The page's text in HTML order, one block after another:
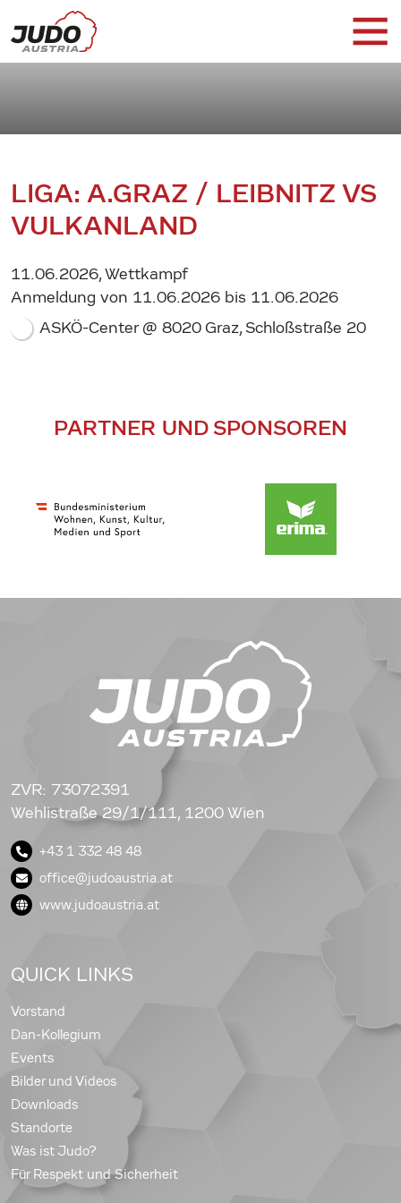
LIGA: A.GRAZ / LEIBNITZ VS
VULKANLAND
11.06.2026, Wettkampf
Anmeldung von 11.06.2026 bis 11.06.2026
ASKÖ-Center @ 8020 Graz, Schloßstraße 20
PARTNER UND SPONSOREN
ZVR: 73072391
Wehlistraße 29/1/111, 1200 Wien
+43 1 332 48 48
office@judoaustria.at
www.judoaustria.at
QUICK LINKS
Vorstand
Dan-Kollegium
Events
Bilder und Videos
Downloads
Standorte
Was ist Judo?
Für Respekt und Sicherheit